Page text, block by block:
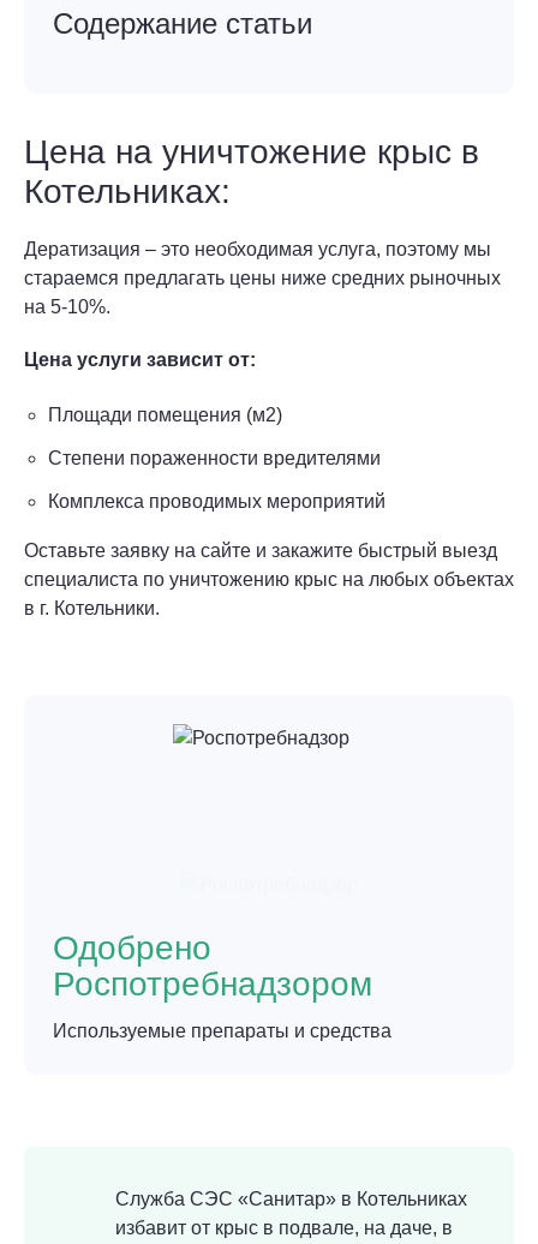
Содержание статьи
Цена на уничтожение крыс в
Котельниках:
Дератизация – это необходимая услуга, поэтому мы
стараемся предлагать цены ниже средних рыночных
на 5-10%.
Цена услуги зависит от:
Площади помещения (м2)
Степени пораженности вредителями
Комплекса проводимых мероприятий
Оставьте заявку на сайте и закажите быстрый выезд
специалиста по уничтожению крыс на любых объектах
в г. Котельники.
Одобрено
Роспотребнадзором
Используемые препараты и средства
Служба СЭС «Санитар» в Котельниках
избавит от крыс в подвале, на даче, в